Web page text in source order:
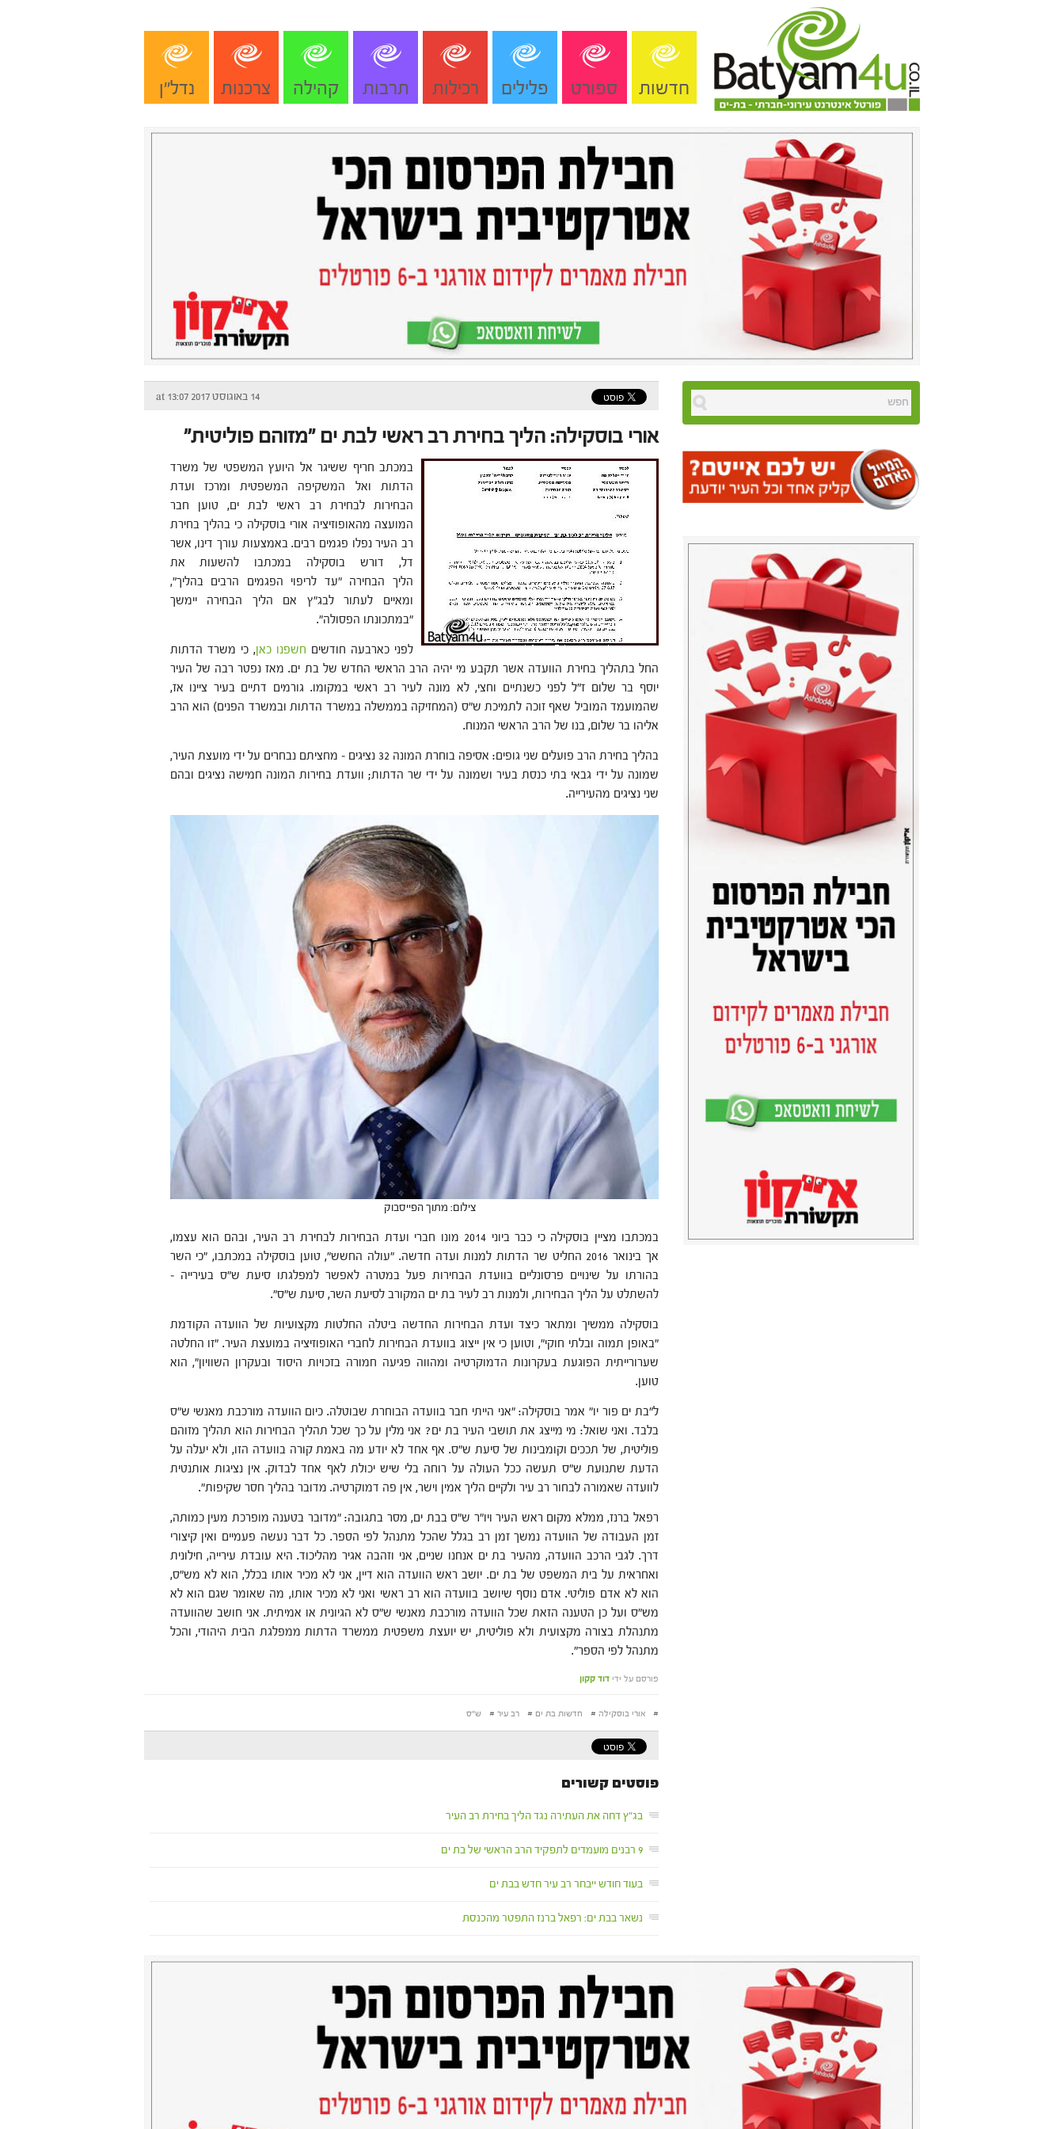
חדשות ספורט פלילים רכילות תרבות קהילה צרכנות נדל"ן
14 באוגוסט 2017 at 13:07
אורי בוסקילה: הליך בחירת רב ראשי לבת ים "מזוהם פוליטית"
במכתב חריף ששיגר אל היועץ המשפטי של משרד
הדתות ואל המשקיפה המשפטית ומרכז ועדת
הבחירות לבחירת רב ראשי לבת ים, טוען חבר
המועצה מהאופוזיציה אורי בוסקילה כי בהליך בחירת
רב העיר נפלו פגמים רבים. באמצעות עורך דינו, אשר
דל, דורש בוסקילה במכתבו להשעות את
הליך הבחירה "עד לריפוי הפגמים הרבים בהליך",
ומאיים לעתור לבג"ץ אם הליך הבחירה יימשך
"במתכונתו הפסולה".
לפני כארבעה חודשים חשפנו כאן, כי משרד הדתות
החל בתהליך בחירת הוועדה אשר תקבע מי יהיה הרב הראשי החדש של בת ים. מאז נפטר רבה של העיר
יוסף בר שלום ז"ל לפני כשנתיים וחצי, לא מונה לעיר רב ראשי במקומו. גורמים דתיים בעיר ציינו אז,
שהמועמד המוביל שאף זוכה לתמיכת ש"ס (המחזיקה בממשלה במשרד הדתות ובמשרד הפנים) הוא הרב
אליהו בר שלום, בנו של הרב הראשי המנוח.
בהליך בחירת הרב פועלים שני גופים: אסיפה בוחרת המונה 32 נציגים – מחציתם נבחרים על ידי מועצת העיר,
שמונה על ידי גבאי בתי כנסת בעיר ושמונה על ידי שר הדתות; וועדת בחירות המונה חמישה נציגים ובהם
שני נציגים מהעירייה.
צילום: מתוך הפייסבוק
במכתבו מציין בוסקילה כי כבר ביוני 2014 מונו חברי ועדת הבחירות לבחירת רב העיר, ובהם הוא עצמו,
אך בינואר 2016 החליט שר הדתות למנות ועדה חדשה. "עולה החשש", טוען בוסקילה במכתבו, "כי השר
בהורתו על שינויים פרסונליים בוועדת הבחירות פעל במטרה לאפשר למפלגתו סיעת ש"ס בעירייה –
להשתלט על הליך הבחירות, ולמנות רב לעיר בת ים המקורב לסיעת השר, סיעת ש"ס".
בוסקילה ממשיך ומתאר כיצד ועדת הבחירות החדשה ביטלה החלטות מקצועיות של הוועדה הקודמת
"באופן תמוה ובלתי חוקי", וטוען כי אין ייצוג בוועדת הבחירות לחברי האופוזיציה במועצת העיר. "זו החלטה
שערורייתית הפוגעת בעקרונות הדמוקרטיה ומהווה פגיעה חמורה בזכויות היסוד ובעקרון השוויון", הוא
טוען.
ל"בת ים פור יו" אמר בוסקילה: "אני הייתי חבר בוועדה הבוחרת שבוטלה. כיום הוועדה מורכבת מאנשי ש"ס
בלבד. ואני שואל: מי מייצג את תושבי העיר בת ים? אני מלין על כך שכל תהליך הבחירות הוא תהליך מזוהם
פוליטית, של תככים וקומבינות של סיעת ש"ס. אף אחד לא יודע מה באמת קורה בוועדה הזו, ולא יעלה על
הדעת שתנועת ש"ס תעשה ככל העולה על רוחה בלי שיש יכולת לאף אחד לבדוק. אין נציגות אותנטית
לוועדה שאמורה לבחור רב עיר ולקיים הליך אמין וישר, אין פה דמוקרטיה. מדובר בהליך חסר שקיפות".
רפאל ברנז, ממלא מקום ראש העיר ויו"ר ש"ס בבת ים, מסר בתגובה: "מדובר בטענה מופרכת מעין כמותה,
זמן העבודה של הוועדה נמשך זמן רב בגלל שהכל מתנהל לפי הספר. כל דבר נעשה פעמיים ואין קיצורי
דרך. לגבי הרכב הוועדה, מהעיר בת ים אנחנו שניים, אני וזהבה אגיר מהליכוד. היא עובדת עירייה, חילונית
ואחראית על בית המשפט של בת ים. יושב ראש הוועדה הוא דיין, אני לא מכיר אותו בכלל, הוא לא מש"ס,
הוא לא אדם פוליטי. אדם נוסף שיושב בוועדה הוא רב ראשי ואני לא מכיר אותו, מה שאומר שגם הוא לא
מש"ס ועל כן הטענה הזאת שכל הוועדה מורכבת מאנשי ש"ס לא הגיונית או אמיתית. אני חושב שהוועדה
מתנהלת בצורה מקצועית ולא פוליטית, יש יועצת משפטית ממשרד הדתות ממפלגת הבית היהודי, והכל
מתנהל לפי הספר".
פורסם על ידי דוד קקון
# אורי בוסקילה # חדשות בת ים # רב עיר # ש"ס
פוסטים קשורים
בג"ץ דחה את העתירה נגד הליך בחירת רב העיר
9 רבנים מועמדים לתפקיד הרב הראשי של בת ים
בעוד חודש ייבחר רב עיר חדש בבת ים
נשאר בבת ים: רפאל ברנז התפטר מהכנסת